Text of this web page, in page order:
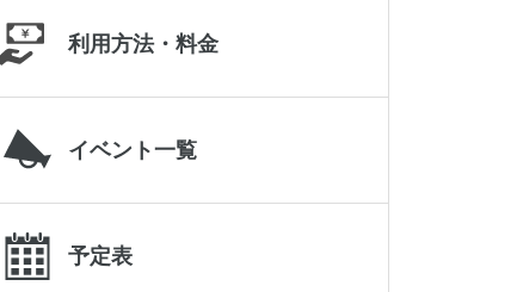
岩手県立県北青少年の家
0195-23-9511
利用方法・料金
イベント一覧
予定表